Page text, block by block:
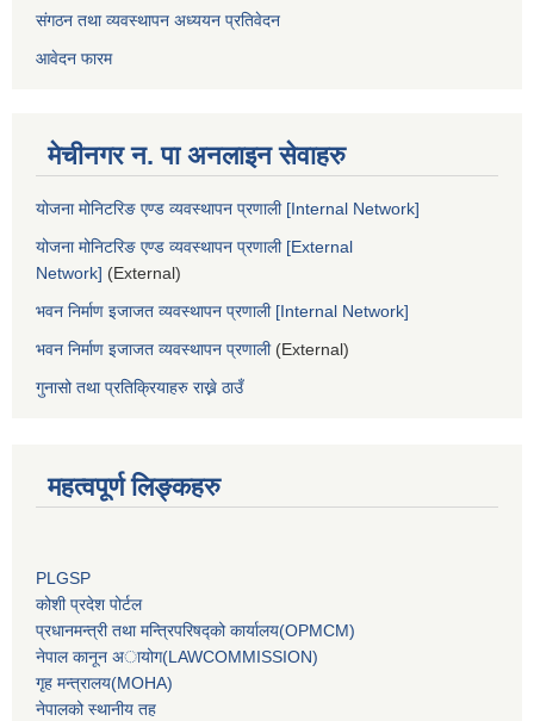
संगठन तथा व्यवस्थापन अध्ययन प्रतिवेदन
आवेदन फारम
मेचीनगर न. पा अनलाइन सेवाहरु
योजना मोनिटरिङ एण्ड व्यवस्थापन प्रणाली [Internal Network]
योजना मोनिटरिङ एण्ड व्यवस्थापन प्रणाली [External
Network] (External)
भवन निर्माण इजाजत व्यवस्थापन प्रणाली [Internal Network]
भवन निर्माण इजाजत व्यवस्थापन प्रणाली(External)
गुनासो तथा प्रतिक्रियाहरु राख्ने ठाउँ
महत्वपूर्ण लिङ्कहरु
PLGSP
कोशी प्रदेश पोर्टल
प्रधानमन्‍त्री तथा मन्‍त्रिपरिषद्को कार्यालय(OPMCM)
नेपाल कानून अायोग(LAWCOMMISSION)
गृह मन्‍त्रालय(MOHA)
नेपालको स्थानीय तह